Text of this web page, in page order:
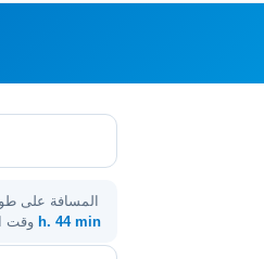
المسافة على
. وقت 10 h. 44 min